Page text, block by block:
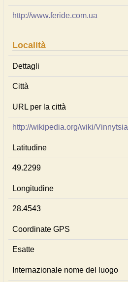
http://www.feride.com.ua
Località
Dettagli
Città
URL per la città
http://wikipedia.org/wiki/Vinnytsia
Latitudine
49.2299
Longitudine
28.4543
Coordinate GPS
Esatte
Internazionale nome del luogo